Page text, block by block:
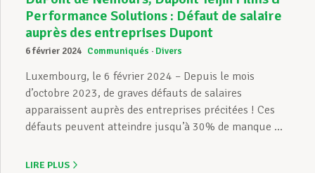
Performance Solutions : Défaut de salaire
auprès des entreprises Dupont
6 février 2024 Communiqués Divers
Luxembourg, le 6 février 2024 – Depuis le mois
d’octobre 2023, de graves défauts de salaires
apparaissent auprès des entreprises précitées ! Ces
défauts peuvent atteindre jusqu’à 30% de manque ...
LIRE PLUS